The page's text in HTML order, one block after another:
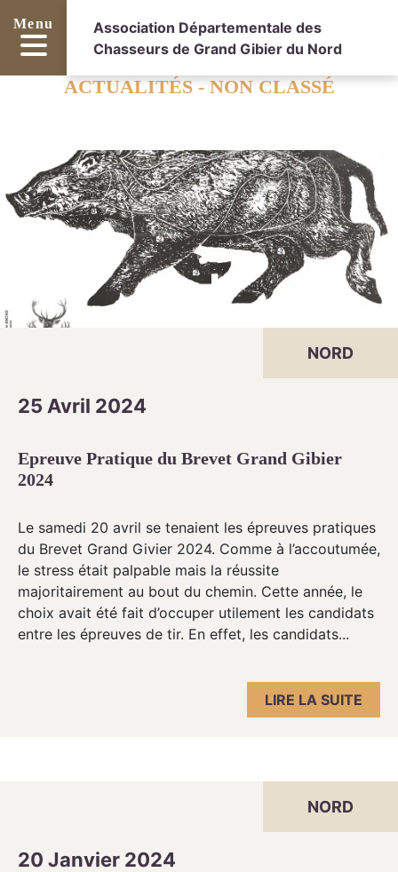
Menu
Association Départementale des
Chasseurs de Grand Gibier du Nord
ACTUALITÉS - NON CLASSÉ
NORD
25 Avril 2024
Epreuve Pratique du Brevet Grand Gibier
2024
Le samedi 20 avril se tenaient les épreuves pratiques
du Brevet Grand Givier 2024. Comme à l’accoutumée,
le stress était palpable mais la réussite
majoritairement au bout du chemin. Cette année, le
choix avait été fait d’occuper utilement les candidats
entre les épreuves de tir. En effet, les candidats...
LIRE LA SUITE
NORD
20 Janvier 2024